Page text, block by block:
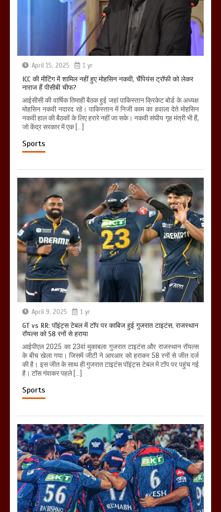
April 15, 2025 1 yr
ICC की मीटिंग में शामिल नहीं हुए मोहसिन नकवी, चैंपियंस ट्रॉफी को लेकर
नाराज हैं पीसीबी चीफ?
आईसीसी की वार्षिक तिमाही बैठक हुई जहां पाकिस्तान क्रिकेट बोर्ड के अध्यक्ष
मोहसिन नकवी नदारद रहे। पाकिस्तान में निजी काम का हवाला देते मोहसिन
नकवी हाल की बैठकों के लिए हरारे नहीं जा सके। नकवी संघीय गृह मंत्री भी हैं,
जो केंद्र सरकार में एक […]
Sports
April 9, 2025 1 yr
GT vs RR: पॉइंट्स टेबल में टॉप पर काबिज हुई गुजरात टाइटंस, राजस्थान
रॉयल्स को 58 रनों से हराया
आईपीएल 2025 का 23वां मुकाबला गुजरात टाइटंस और राजस्थान रॉयल्स
के बीच खेला गया। जिसमें जीटी ने आरआर को हराकर 58 रनों से जीत दर्ज
की है। इस जीत के साथ ही गुजरात टाइटंस पॉइंट्स टेबल में टॉप पर पहुंच गई
है। टॉस गंवाकर पहले […]
Sports